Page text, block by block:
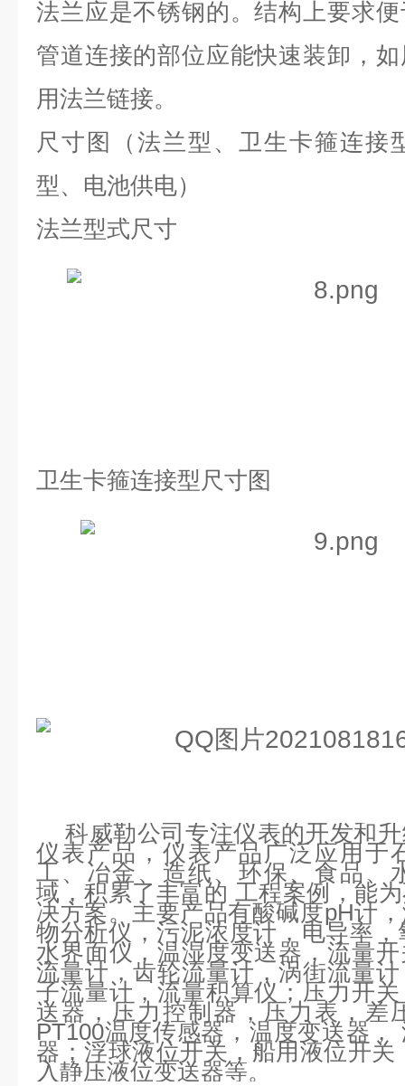
法兰应是不锈钢的。结构上要求
管道连接的部位应能快速装卸，
用法兰链接。
尺寸图（法兰型、卫生卡箍连接
型、电池供电）
法兰型式尺寸
卫生卡箍连接型尺寸图
科威勒公司专注仪表的开发和
仪表产品，仪表产品广泛应用于
工、冶金、造纸、环保、食品、
域，积累了丰富的 工程案例，能
决方案。主要产品有酸碱度pH计
物分析仪，污泥浓度计，电导率
水界面仪，温湿度变送器，流量
流量计，齿轮流量计，涡街流量
子流量计，流量积算仪；压力开
送器，压力控制器，压力表，差
PT100温度传感器，温度变送器
器；浮球液位开关，船用液位开
入静压液位变送器等。